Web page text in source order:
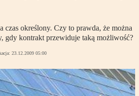
czas określony. Czy to prawda, że można
gdy kontrakt przewiduje taką możliwość?
23.12.2009 05:00